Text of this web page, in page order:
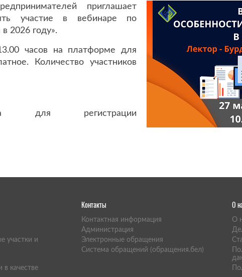
приглашает
участие в вебинаре по
2026 году».
часов на платформе для
Количество участников
для регистрации
участки и
в качестве
Контакты
Контактная информация
Администрация
Электронные обращения
Система обращений (обращения.бел)
О
O